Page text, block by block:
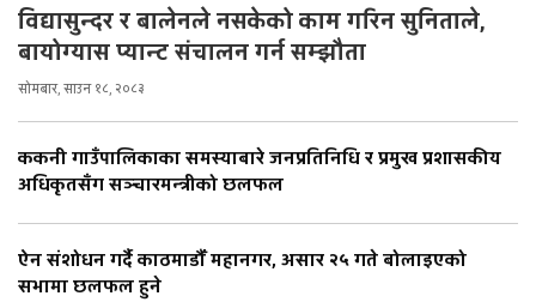
विद्यासुन्दर र बालेनले नसकेको काम गरिन सुनिताले,
बायोग्यास प्यान्ट संचालन गर्न सम्झौता
सोमबार, साउन १८, २०८३
ककनी गाउँपालिकाका समस्याबारे जनप्रतिनिधि र प्रमुख प्रशासकीय
अधिकृतसँग सञ्चारमन्त्रीको छलफल
ऐन संशोधन गर्दै काठमाडौँ महानगर, असार २५ गते बोलाइएको
सभामा छलफल हुने